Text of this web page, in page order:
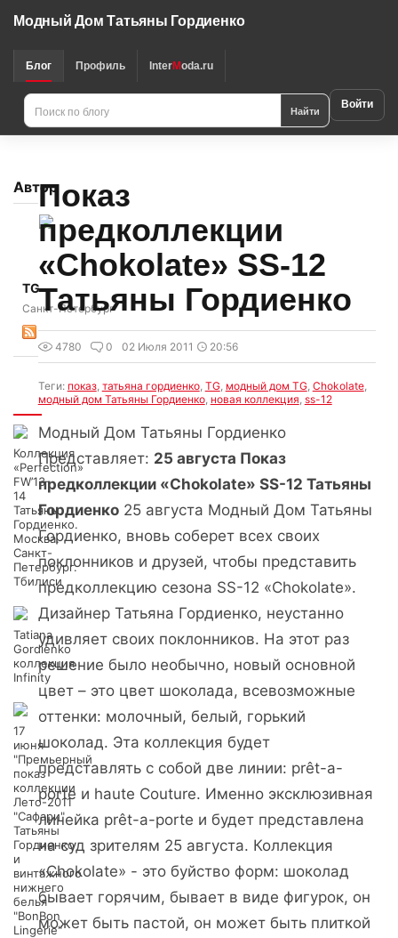
Модный Дом Татьяны Гордиенко
Блог Профиль InterModa.ru
Найти Войти
Автор
TG
Санкт-Петербург
Интересно
Коллекция
«Perfection»
FW’13-
14
Татьяны
Гордиенко.
Москва.
Санкт-
Петербург.
Тбилиси
Tatiana
Gordienko
коллекция
Infinity
17
июня
"Премьерный
показ
коллекции
Лето-2011
"Сафари"
Татьяны
Гордиенко
и
винтажного
нижнего
белья
"BonBon
Lingerie"
Показ
предколлекции
«Chokolate» SS-12
Татьяны Гордиенко
4780 0 02 Июля 2011 20:56
Теги: показ, татьяна гордиенко, TG, модный дом TG, Chokolate,
модный дом Татьяны Гордиенко, новая коллекция, ss-12
Модный Дом Татьяны Гордиенко
Представляет: 25 августа Показ
предколлекции «Chokolate» SS-12 Татьяны
Гордиенко25 августа Модный Дом Татьяны
Гордиенко, вновь соберет всех своих
поклонников и друзей, чтобы представить
предколлекцию сезона SS-12 «Chokolate».
Дизайнер Татьяна Гордиенко, неустанно
удивляет своих поклонников. На этот раз
решение было необычно, новый основной
цвет – это цвет шоколада, всевозможные
оттенки: молочный, белый, горький
шоколад. Эта коллекция будет
представлять с собой две линии: prêt-a-
porte и haute Couture. Именно эксклюзивная
линейка prêt-a-porte и будет представлена
на суд зрителям 25 августа. Коллекция
«Chokolate» - это буйство форм: шоколад
бывает горячим, бывает в виде фигурок, он
может быть пастой, он может быть плиткой